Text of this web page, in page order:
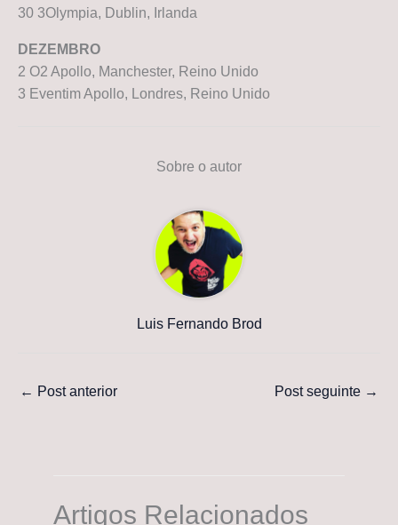
30 3Olympia, Dublin, Irlanda
DEZEMBRO
2 O2 Apollo, Manchester, Reino Unido
3 Eventim Apollo, Londres, Reino Unido
Sobre o autor
Luis Fernando Brod
← Post anterior Post seguinte →
Artigos Relacionados